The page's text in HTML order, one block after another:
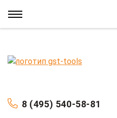
8 (495) 540-58-81